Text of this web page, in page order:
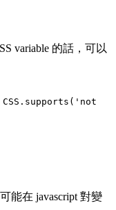
variable 的話，可以
CSS.supports('not
能在 javascript 對變